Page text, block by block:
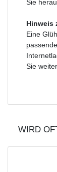
Sie
Hinweis
Eine
Sie
WIRD